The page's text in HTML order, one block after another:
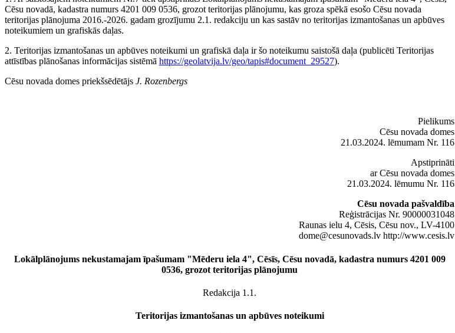
Cēsu novadā, kadastra numurs 4201 009 0536, grozot teritorijas plānojumu, kas groza spēkā esošo Cēsu novada
teritorijas plānojuma 2016.-2026. gadam grozījumu 2.1. redakciju un kas sastāv no teritorijas izmantošanas un apbūves
noteikumiem un grafiskās daļas.
2. Teritorijas izmantošanas un apbūves noteikumi un grafiskā daļa ir šo noteikumu saistošā daļa (publicēti Teritorijas
attīstības plānošanas informācijas sistēmā https://geolatvija.lv/geo/tapis#document_29527).
Cēsu novada domes priekšsēdētājs J. Rozenbergs
Pielikums
Cēsu novada domes
21.03.2024. lēmumam Nr. 116
Apstiprināti
ar Cēsu novada domes
21.03.2024. lēmumu Nr. 116
Cēsu novada pašvaldība
Reģistrācijas Nr. 90000031048
Raunas ielu 4, Cēsis, Cēsu nov., LV-4100
dome@cesunovads.lv http://www.cesis.lv
Lokālplānojums nekustamajam īpašumam "Mēderu iela 4", Cēsīs, Cēsu novadā, kadastra numurs 4201 009
0536, grozot teritorijas plānojumu
Redakcija 1.1.
Teritorijas izmantošanas un apbūves noteikumi